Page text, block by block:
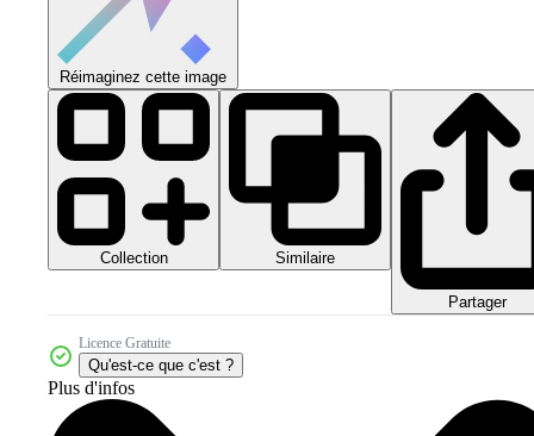
Réimaginez cette image
Collection Similaire
Partager
Licence Gratuite
Qu'est-ce que c'est ?
Plus d'infos